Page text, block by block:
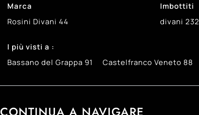
Marca
Rosini Divani 44
Imbottiti
divani232
I più visti a :
Bassano del Grappa 91 Castelfranco Veneto 88